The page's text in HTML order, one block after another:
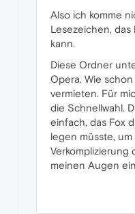
Also ich komme
Lesezeichen,
kann.
Diese Ordner
Opera. Wie
vermieten. Für
die Schnellwahl.
einfach, das Fox
legen müsste,
Verkomplizierung
meinen Augen